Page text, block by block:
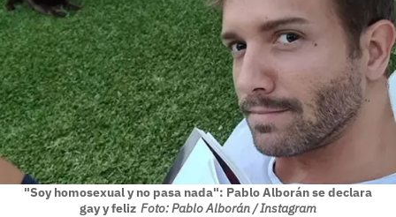
"Soy homosexual y no pasa nada": Pablo Alborán se declara
gay y feliz Foto: Pablo Alborán / Instagram